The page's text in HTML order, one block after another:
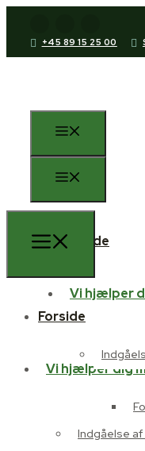
+45 89 15 25 00
Forside
Vi hjælper
Forside
Vi hjælper dig
Indgåelse